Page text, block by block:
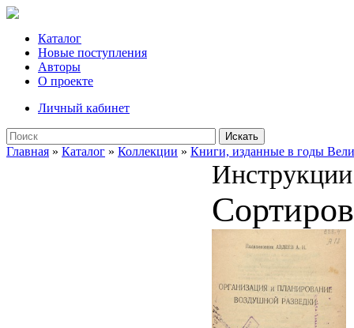
Каталог
Новые поступления
Авторы
О проекте
Личный кабинет
Искать
Главная » Каталог » Коллекции » Книги, изданные в годы